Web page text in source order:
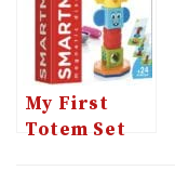
My First
Totem Set